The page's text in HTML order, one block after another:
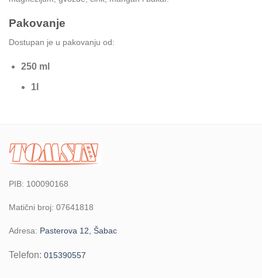
Pakovanje
Dostupan je u pakovanju od:
250 ml
1l
PIB: 100090168
Matični broj: 07641818
Adresa: Pasterova 12, Šabac
Telefon: 015390557